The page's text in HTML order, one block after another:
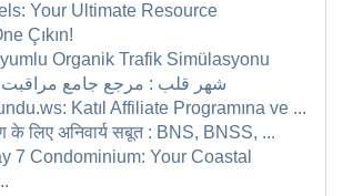
Your Ultimate Resource
Çıkın!
Organik Trafik Simülasyonu
شهر قلب : مرجع جامع مراقبت
Katıl Affiliate Programına ve ...
के लिए अनिवार्य सबूत : BNS, BNSS, ...
7 Condominium: Your Coastal